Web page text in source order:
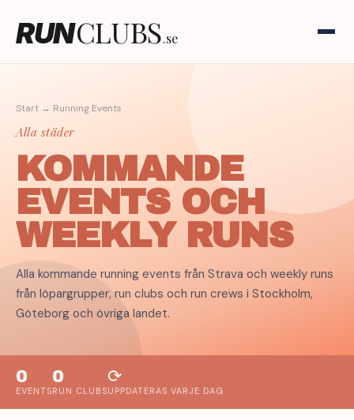
RUNCLUBS.se
Start → Running Events
Alla städer
KOMMANDE
EVENTS OCH
WEEKLY RUNS
Alla kommande running events från Strava och weekly runs
från löpargrupper, run clubs och run crews i Stockholm,
Göteborg och övriga landet.
0
EVENTS
0
RUN CLUBS
⟳
UPPDATERAS VARJE DAG